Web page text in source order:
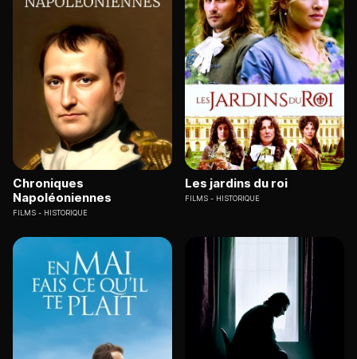
Chroniques
Napoléoniennes
FILMS HISTORIQUE
Les jardins du roi
FILMS HISTORIQUE